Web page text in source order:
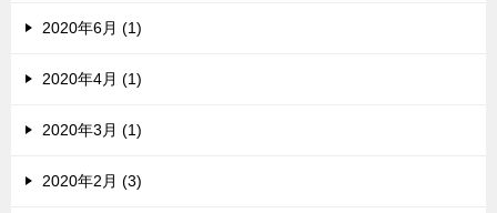
2020年6月 (1)
2020年4月 (1)
2020年3月 (1)
2020年2月 (3)